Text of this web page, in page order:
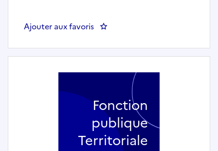
Ajouter aux favoris : Agent des interventions
Fonction
publique
Territoriale